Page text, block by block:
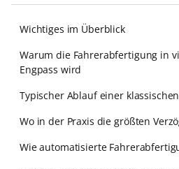
Wichtiges im Überblick
Warum die Fahrerabfertigung in
Engpass wird
Typischer Ablauf einer
Wo in der Praxis die größten
Wie automatisierte